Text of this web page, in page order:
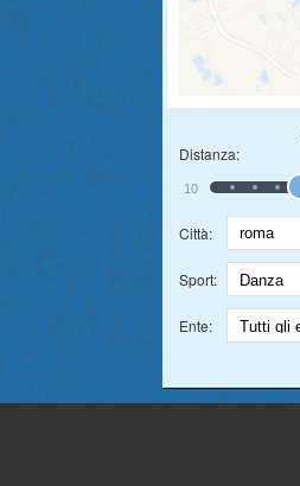
Distanza:
10
Città:
Sport:
Ente: